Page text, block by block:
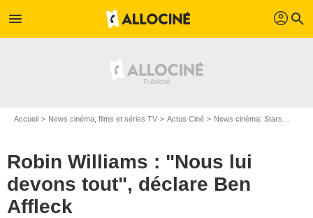
menu profil search
Accueil News cinéma, films et séries TV Actus Ciné News cinéma: Stars
Robin Williams : "Nous lui
devons tout", déclare Ben
Affleck